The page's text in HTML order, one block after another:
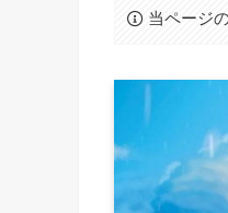
当ページ